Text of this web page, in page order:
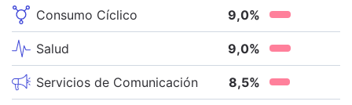
Consumo Cíclico 9,0%
Salud 9,0%
Servicios de Comunicación 8,5%